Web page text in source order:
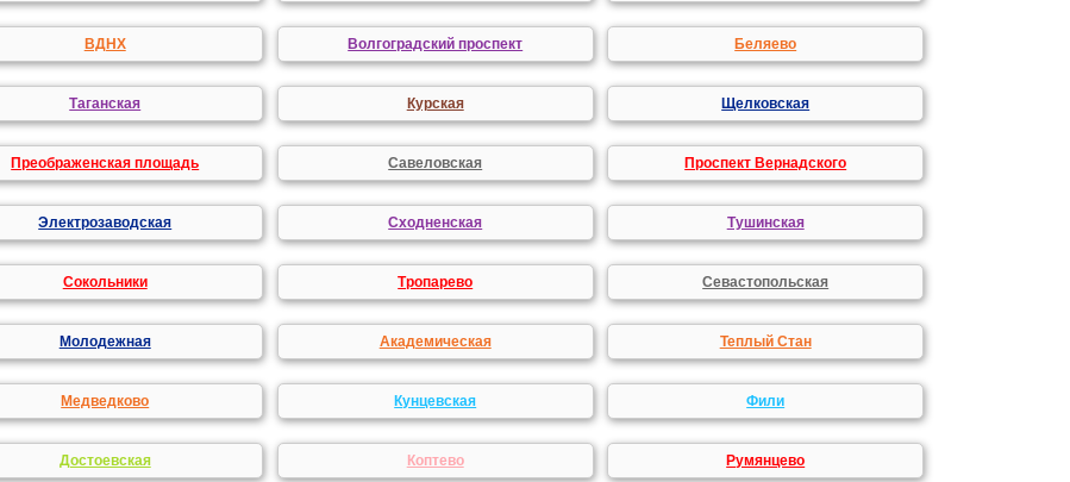
ВДНХ Волгоградский проспект Беляево
Таганская Курская Щелковская
Преображенская площадь Савеловская Проспект Вернадского
Электрозаводская Сходненская Тушинская
Сокольники Тропарево Севастопольская
Молодежная Академическая Теплый Стан
Медведково Кунцевская Фили
Достоевская Коптево Румянцево